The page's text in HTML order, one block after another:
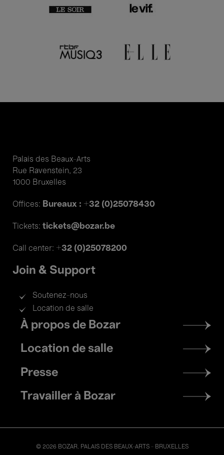
Palais des Beaux-Arts
Rue Ravenstein, 23
1000 Bruxelles
Offices: Bureaux : +32 (0)25078430
Tickets: tickets@bozar.be
Call center: +32 (0)25078200
Join & Support
Soutenez-nous
Location de salle
Footer
menu
À propos de Bozar
Location de salle
Presse
Travailler à Bozar
© 2026 BOZAR. PALAIS DES BEAUX-ARTS - BRUXELLES